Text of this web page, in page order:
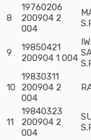
8
19760206
200904 2
004
9
19850421
200904 1 004
10
19830311
200904 2
004
11
19840323
200904 2
004